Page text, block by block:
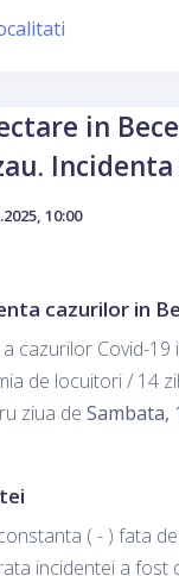
in
Incidenta
10:00
cazurilor in
cazurilor Covid-19
de locuitori / 14
ziua de Sambata,
( - ) fata
incidentei a fost